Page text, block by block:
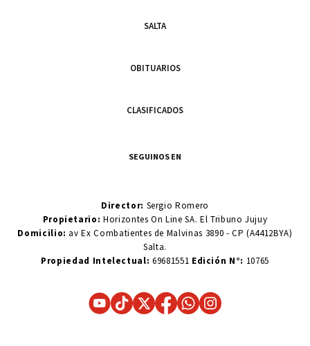
SALTA
OBITUARIOS
CLASIFICADOS
SEGUINOS EN
Director: Sergio Romero
Propietario:Horizontes On Line SA. El Tribuno Jujuy
Domicilio: av Ex Combatientes de Malvinas 3890 - CP (A4412BYA)
Salta.
Propiedad Intelectual: 69681551 Edición N°: 10765